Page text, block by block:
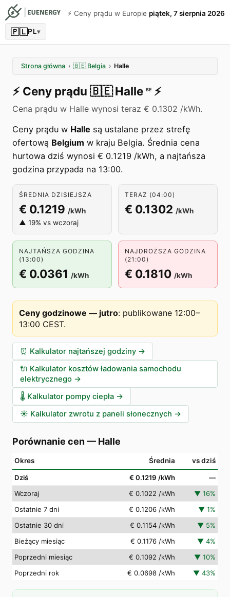
⚡️ Ceny prądu w Europie piątek, 7 sierpnia 2026
🇵🇱PL▾
Strona główna › 🇧🇪 Belgia › Halle
⚡️ Ceny prądu 🇧🇪 Halle BE ⚡️
Cena prądu w Halle wynosi teraz € 0.1302 /kWh.
Ceny prądu w Halle są ustalane przez strefę
ofertową Belgium w kraju Belgia. Średnia cena
hurtowa dziś wynosi € 0.1219 /kWh, a najtańsza
godzina przypada na 13:00.
ŚREDNIA DZISIEJSZA
€ 0.1219 /kWh
▲ 19% vs wczoraj
TERAZ (04:00)
€ 0.1302 /kWh
NAJTAŃSZA GODZINA
(13:00)
€ 0.0361 /kWh
NAJDROŻSZA GODZINA
(21:00)
€ 0.1810 /kWh
Ceny godzinowe — jutro: publikowane 12:00–
13:00 CEST.
⏰ Kalkulator najtańszej godziny →
🔌 Kalkulator kosztów ładowania samochodu
elektrycznego →
🌡️ Kalkulator pompy ciepła →
☀️ Kalkulator zwrotu z paneli słonecznych →
Porównanie cen — Halle
Okres Średnia vs dziś
Dziś € 0.1219 /kWh
—
Wczoraj
€ 0.1022 /kWh ▼ 16%
Ostatnie 7 dni
€ 0.1206 /kWh ▼ 1%
Ostatnie 30 dni
€ 0.1154 /kWh ▼ 5%
Bieżący miesiąc
€ 0.1176 /kWh ▼ 4%
Poprzedni miesiąc
€ 0.1092 /kWh ▼ 10%
Poprzedni rok
€ 0.0698 /kWh ▼ 43%